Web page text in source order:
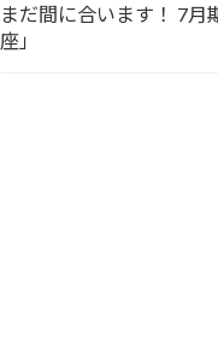
まだ間に合います！ 7月
座」